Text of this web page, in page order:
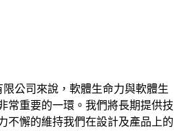
公司來說，軟體生命力與軟體生
常重要的一環。我們將長期提供技
不懈的維持我們在設計及產品上的